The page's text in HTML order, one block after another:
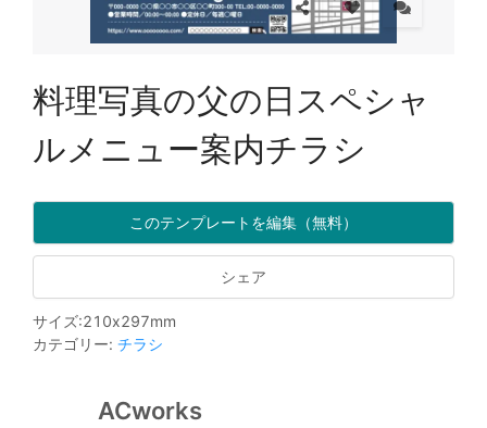
料理写真の父の日スペシャ
ルメニュー案内チラシ
このテンプレートを編集（無料）
シェア
サイズ:210x297mm
カテゴリー: チラシ
ACworks